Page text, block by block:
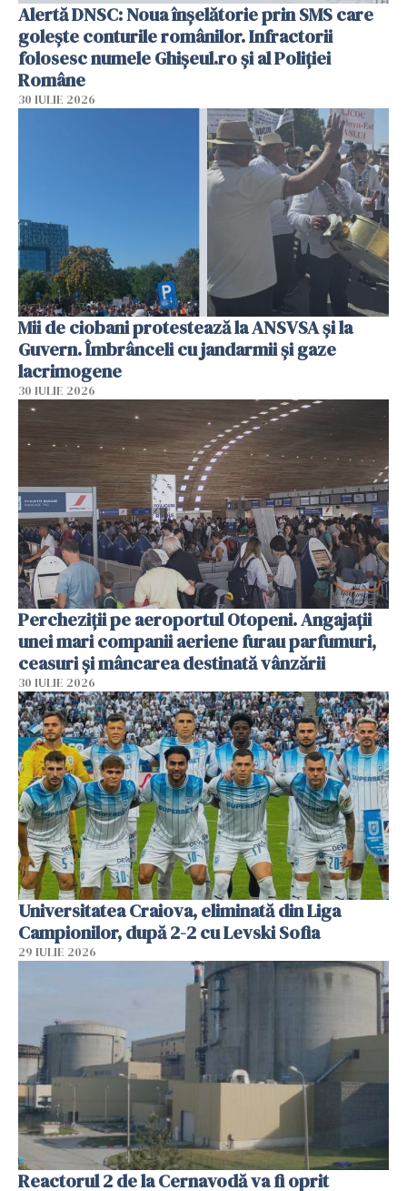
Alertă DNSC: Noua înșelătorie prin SMS care
golește conturile românilor. Infractorii
folosesc numele Ghișeul.ro și al Poliției
Române
30 IULIE 2026
Mii de ciobani protestează la ANSVSA și la
Guvern. Îmbrânceli cu jandarmii și gaze
lacrimogene
30 IULIE 2026
Percheziții pe aeroportul Otopeni. Angajații
unei mari companii aeriene furau parfumuri,
ceasuri și mâncarea destinată vânzării
30 IULIE 2026
Universitatea Craiova, eliminată din Liga
Campionilor, după 2-2 cu Levski Sofia
29 IULIE 2026
Reactorul 2 de la Cernavodă va fi oprit